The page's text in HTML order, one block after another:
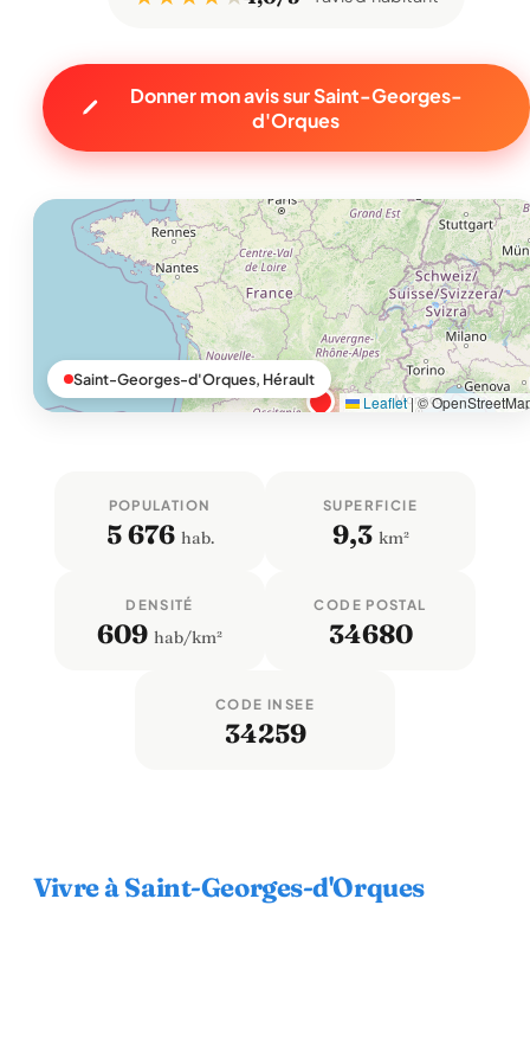
Donner mon avis sur Saint-Georges-
d'Orques
Leaflet|©
Saint-Georges-d'Orques, Hérault
POPULATION
5 676 hab.
SUPERFICIE
9,3 km²
DENSITÉ
609 hab/km²
CODE POSTAL
34680
CODE INSEE
34259
Vivre à Saint-Georges-d'Orques